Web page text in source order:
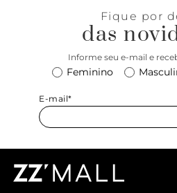
Fique por
das
Informe seu e-mail e
Feminino
E-mail*